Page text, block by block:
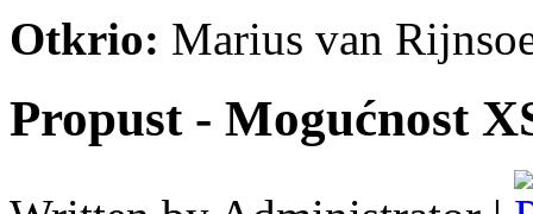
Otkrio: Marius van
Propust - Mogućnost